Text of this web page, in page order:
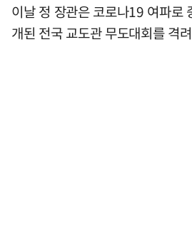
이날 정 장관은 코로나19 여파로
개된 전국 교도관 무도대회를 격